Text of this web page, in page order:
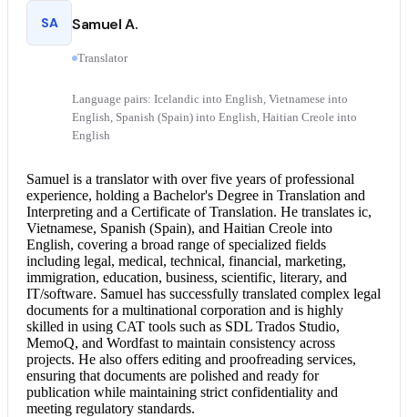
SA Samuel A.
Translator
Language pairs: Icelandic into English, Vietnamese into
English, Spanish (Spain) into English, Haitian Creole into
English
Samuel is a translator with over five years of professional
experience, holding a Bachelor's Degree in Translation and
Interpreting and a Certificate of Translation. He translates ic,
Vietnamese, Spanish (Spain), and Haitian Creole into
English, covering a broad range of specialized fields
including legal, medical, technical, financial, marketing,
immigration, education, business, scientific, literary, and
IT/software. Samuel has successfully translated complex legal
documents for a multinational corporation and is highly
skilled in using CAT tools such as SDL Trados Studio,
MemoQ, and Wordfast to maintain consistency across
projects. He also offers editing and proofreading services,
ensuring that documents are polished and ready for
publication while maintaining strict confidentiality and
meeting regulatory standards.